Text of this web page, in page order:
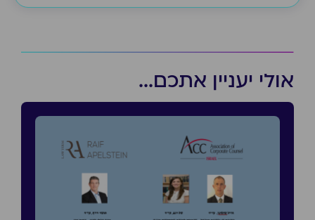
אולי יעניין אתכם...